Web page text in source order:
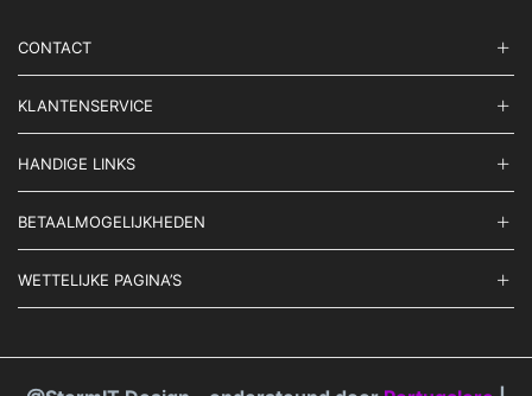
CONTACT
KLANTENSERVICE
HANDIGE LINKS
BETAALMOGELIJKHEDEN
WETTELIJKE PAGINA’S